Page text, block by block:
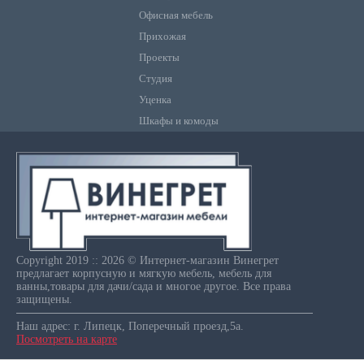
Офисная мебель
Прихожая
Проекты
Студия
Уценка
Шкафы и комоды
Copyright 2019 :: 2026 © Интернет-магазин Винегрет
предлагает корпусную и мягкую мебель, мебель для
ванны,товары для дачи/сада и многое другое. Все права
защищены.
Наш адрес: г. Липецк, Поперечный проезд,5а.
Посмотреть на карте